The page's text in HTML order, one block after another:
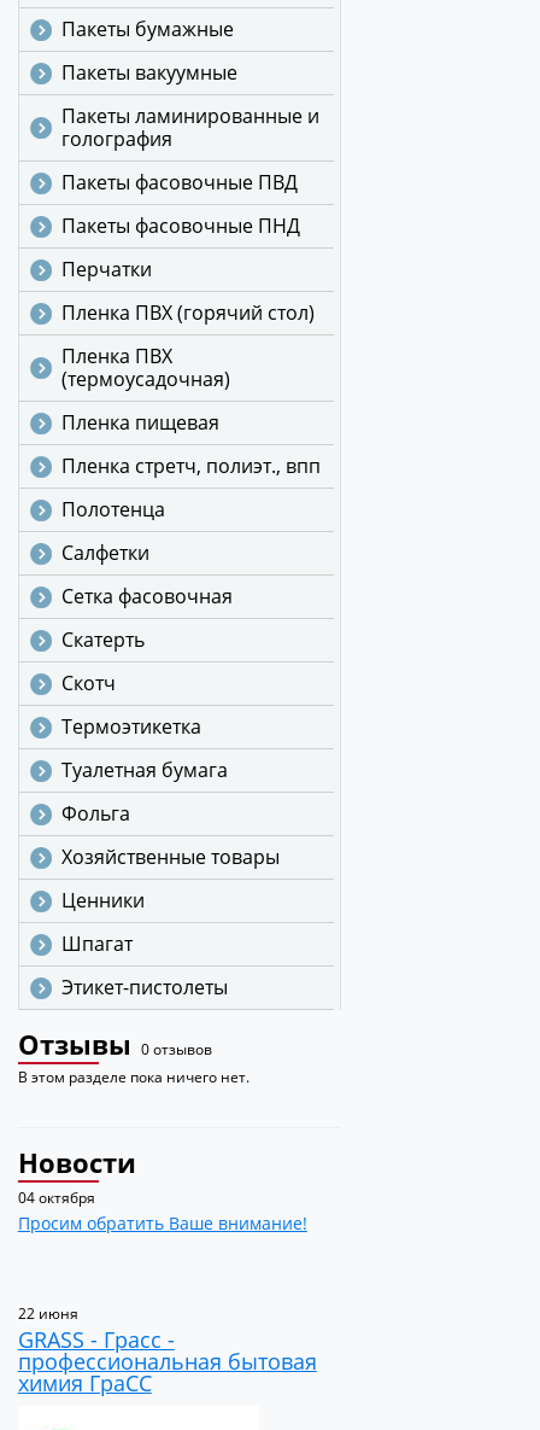
Пакеты бумажные
Пакеты вакуумные
Пакеты ламинированные и
голография
Пакеты фасовочные ПВД
Пакеты фасовочные ПНД
Перчатки
Пленка ПВХ (горячий стол)
Пленка ПВХ
(термоусадочная)
Пленка пищевая
Пленка стретч, полиэт., впп
Полотенца
Салфетки
Сетка фасовочная
Скатерть
Скотч
Термоэтикетка
Туалетная бумага
Фольга
Хозяйственные товары
Ценники
Шпагат
Этикет-пистолеты
Отзывы 0 отзывов
В этом разделе пока ничего нет.
Новости
04 октября
Просим обратить Ваше внимание!
22 июня
GRASS - Грасс -
профессиональная бытовая
химия ГраСС